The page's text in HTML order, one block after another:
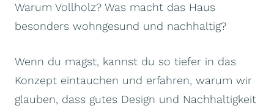
Warum Vollholz? Was macht das Haus
besonders wohngesund und nachhaltig?
Wenn du magst, kannst du so tiefer in das
Konzept eintauchen und erfahren, warum wir
glauben, dass gutes Design und Nachhaltigkeit